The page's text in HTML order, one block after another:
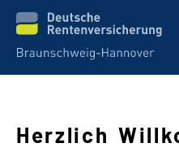
Herzlich